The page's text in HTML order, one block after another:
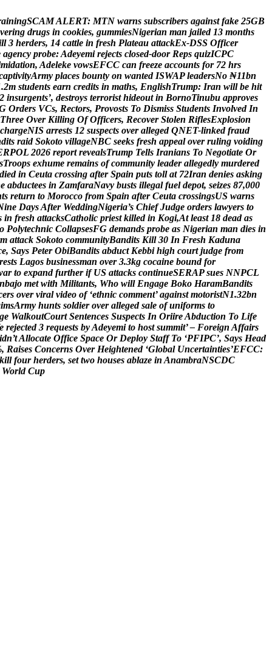
ainingSCAMALERT: MTN warns subscribers against fake 25GB
vering drugs in cookies, gummiesNigerian man jailed 13 months
ll 3 herders, 14 cattle in fresh Plateau attackEx-DSS Officer
agency probe:Adeyemi rejects closed-door Reps quizICPC
midation, Adeleke vowsEFCC can freeze accounts for 72 hrs
aptivityArmy places bounty on wanted ISWAP leadersNo ₦11bn
.2m students earn credits in maths, EnglishTrump: Iran will be hit
2 insurgents’, destroys terrorist hideout in BornoTinubu approves
Orders VCs, Rectors, Provosts To Dismiss Students Involved In
Three Over Killing Of Officers, Recover Stolen RiflesExplosion
chargeNIS arrests 12 suspects over alleged QNET-linked fraud
dits raid Sokoto villageNBC seeks fresh appeal over ruling voiding
RPOL 2026 report revealsTrump Tells Iranians To Negotiate Or
sTroops exhume remains of community leader allegedly murdered
died in Ceuta crossing after Spain puts toll at 72Iran denies asking
e abductees in ZamfaraNavy busts illegal fuel depot, seizes 87,000
ts return to Morocco from Spain after Ceuta crossingsUS warns
ine DaysAfter WeddingNigeria’s Chief Judge orders lawyers to
in fresh attacksCatholic priest killed in Kogi,At least 18 dead as
o Polytechnic CollapsesFG demands probe as Nigerian man dies in
m attack Sokoto communityBandits Kill 30 In Fresh Kaduna
e, Says Peter ObiBandits abduct Kebbi high court judge from
rests Lagos businessman over 3.3kg cocaine bound for
ar to expand further if US attacks continueSERAP sues NNPCL
nbajo met with Militants, Who will Engage Boko HaramBandits
ers over viral video of ‘ethnic comment’ against motoristN1.32bn
imsArmy hunts soldier over alleged sale of uniforms to
ge WalkoutCourt Sentences Suspects In OriireAbduction To Life
e rejected 3 requests byAdeyemi to host summit’ – Foreign Affairs
idn’tAllocate Office Space Or Deploy Staff To ‘PFIPC’, Says Head
, Raises Concerns Over Heightened ‘Global Uncertainties’EFCC:
kill four herders, set two houses ablaze in AnambraNSCDC
World Cup